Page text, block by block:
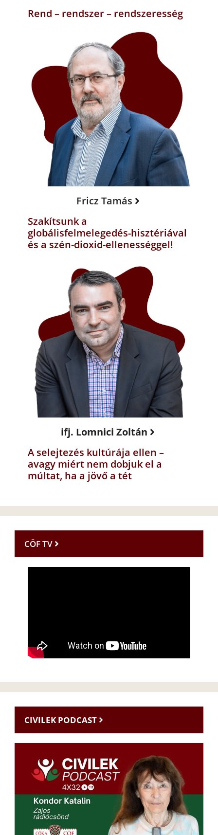
Rend – rendszer – rendszeresség
Fricz Tamás
Szakítsunk a
globálisfelmelegedés-hisztériával
és a szén-dioxid-ellenességgel!
ifj. Lomnici Zoltán
A selejtezés kultúrája ellen –
avagy miért nem dobjuk el a
múltat, ha a jövő a tét
CÖF TV
CIVILEK PODCAST